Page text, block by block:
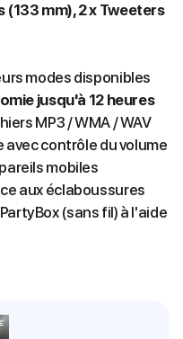
mm), 2 x Tweeters
modes disponibles
jusqu'à 12 heures
MP3 / WMA / WAV
avec contrôle du volume
mobiles
aux éclaboussures
(sans fil) à l'aide